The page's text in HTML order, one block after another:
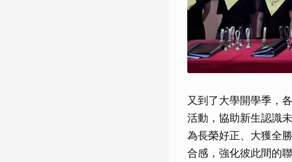
又到了大學開學季，
活動，協助新生認識
為長榮好正、大獲全
合感，強化彼此間的